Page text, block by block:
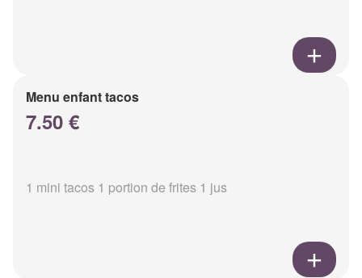
Menu enfant tacos
7.50 €
1 mini tacos 1 portion de frites 1 jus